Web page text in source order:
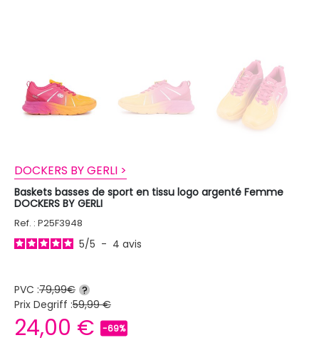
DOCKERS BY GERLI >
Baskets basses de sport en tissu logo argenté Femme
DOCKERS BY GERLI
Ref. : P25F3948
5/5 - 4 avis
PVC :79,99€ ?
Prix Degriff :59,99 €
24,00 € -69%